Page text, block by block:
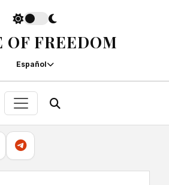
OF FREEDOM
Español